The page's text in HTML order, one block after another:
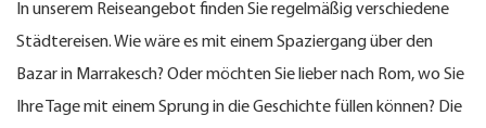
In unserem Reiseangebot finden Sie regelmäßig verschiedene
Städtereisen. Wie wäre es mit einem Spaziergang über den
Bazar in Marrakesch? Oder möchten Sie lieber nach Rom, wo Sie
Ihre Tage mit einem Sprung in die Geschichte füllen können? Die